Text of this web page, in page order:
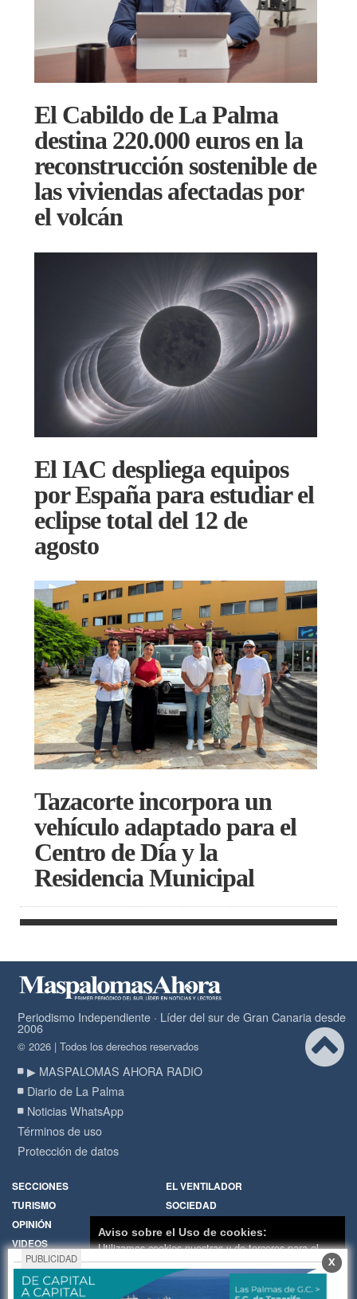
El Cabildo de La Palma
destina 220.000 euros en la
reconstrucción sostenible de
las viviendas afectadas por
el volcán
El IAC despliega equipos
por España para estudiar el
eclipse total del 12 de
agosto
Tazacorte incorpora un
vehículo adaptado para el
Centro de Día y la
Residencia Municipal
Periodismo Independiente · Líder del sur de Gran Canaria desde
2006
© 2026 | Todos los derechos reservados
▶ MASPALOMAS AHORA RADIO
Diario de La Palma
Noticias WhatsApp
Términos de uso
Protección de datos
SECCIONES
EL VENTILADOR
TURISMO
SOCIEDAD
OPINIÓN
VIDEOS
RADIO
Política de Cookies
Hemeroteca
PUBLICIDAD X
Aviso sobre el Uso de cookies:
Utilizamos cookies nuestras y de terceros para el
funcionamiento del digital. Puedes consultar la lista
de cookies y como desconectarlas.Ver nuestra